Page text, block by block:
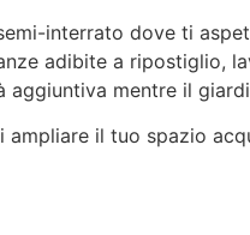
interrato dove ti
adibite a ripostiglio,
mentre il
ampliare il tuo spazio